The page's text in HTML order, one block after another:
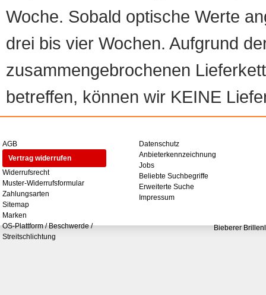
Woche. Sobald optische Werte
drei bis vier Wochen. Aufgrund
zusammengebrochenen
betreffen, können wir KEINE
AGB
Vertrag widerrufen
Widerrufsrecht
Muster-Widerrufsformular
Zahlungsarten
Sitemap
Marken
OS-Plattform / Beschwerde /
Streitschlichtung
Datenschutz
Anbieterkennzeichnung
Jobs
Beliebte Suchbegriffe
Erweiterte Suche
Impressum
Bieberer